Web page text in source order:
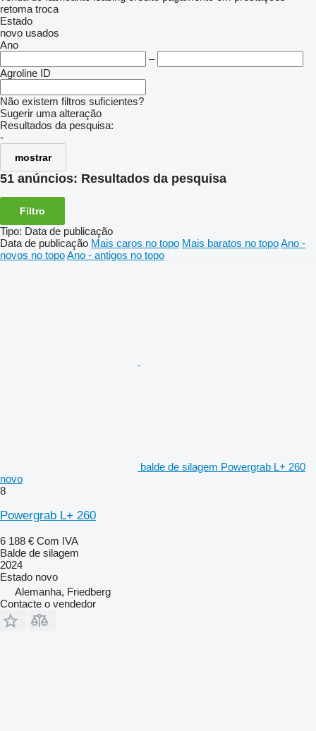
retoma troca
Estado
novo usados
Ano
–
Agroline ID
Não existem filtros suficientes?
Sugerir uma alteração
Resultados da pesquisa:
-
mostrar
51 anúncios: Resultados da pesquisa
Filtro
Tipo: Data de publicação
Data de publicação Mais caros no topo Mais baratos no topoAno -
novos no topoAno - antigos no topo
balde de silagem Powergrab L+ 260
novo
8
Powergrab L+ 260
6 188 € Com IVA
Balde de silagem
2024
Estado novo
Alemanha, Friedberg
Contacte o vendedor